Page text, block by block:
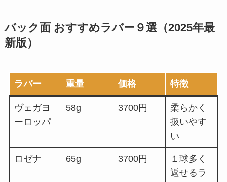
バック面 おすすめラバー９選（2025年最
新版）
ラバー 重量 価格 特徴
ヴェガヨ
ーロッパ
58g 3700円
柔らかく
扱いやす
い
ロゼナ 65g 3700円
１球多く
返せるラ